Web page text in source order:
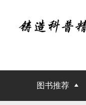
图书推荐